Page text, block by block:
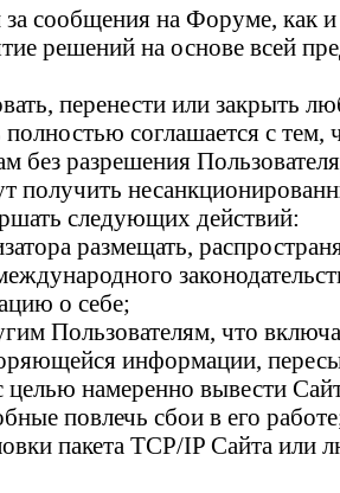
за сообщения на Форуме,
решений на основе всей
перенести или
соглашается с тем,
без разрешения
получить
следующих действий:
размещать,
о себе;
Пользователям, что
информации,
намеренно вывести
повлечь сбои в его
пакета TCP/IP Сайта или